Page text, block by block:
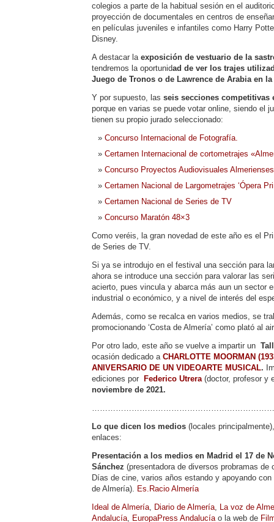
colegios a parte de la habitual sesión en el
proyección de documentales en centros de
en películas juveniles e infantiles como Harry
Disney.
A destacar la exposición de vestuario de la
tendremos la oportunidad de ver los trajes
Juego de Tronos o de Lawrence de Arabia en la
Y por supuesto, las seis secciones competitivas
porque en varias se puede votar online, siendo el
tienen su propio jurado seleccionado:
Concurso Internacional de Fotografía.
Certamen Internacional de cortometrajes
Concurso Proyectos Audiovisuales
Certamen Nacional de Largometrajes ‘Ópera
Certamen Nacional de Series de TV
Concurso Maratón 48×3
Como veréis, la gran novedad de este año es el
de Series de TV.
Si ya se introdujo en el festival una sección para
ahora se introduce una sección para valorar las
acierto, pues vincula y abarca más aun un sector
industrial o económico, y a nivel de interés del
Además, como se recalca en varios medios, se
promocionando ‘Costa de Almería’ como plató al
Por otro lado, este año se vuelve a impartir un
ocasión dedicado a CHARLOTTE MOORMAN
ANIVERSARIO DE UN VIDEOARTE MUSICAL.
ediciones por Federico Utrera (doctor, profesor y
noviembre de 2021.
Lo que dicen los medios (locales
enlaces:
Presentación a los medios en Madrid el 17 de
Sánchez (presentadora de diversos probramas de
Días de cine, varios años estando y apoyando
de Almería). Es.Racio Almería
Ideal de Almería Diario de Almería La voz de
Andalucía EuropaPress Andalucía o la web de